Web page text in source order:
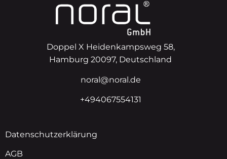
Doppel X Heidenkampsweg 58,
Hamburg 20097, Deutschland
noral@noral.de
+494067554131
Datenschutzerklärung
AGB